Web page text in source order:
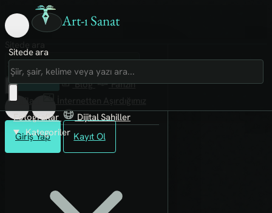
Art-ı Sanat
Giriş Yap Kayıt Ol
Sitede ara
Art-ı Sosyal
İmece
Kütüphane
Blog
Fanzin
Rafları
Fotoğraflar
Dijital Sahiller
Kategoriler